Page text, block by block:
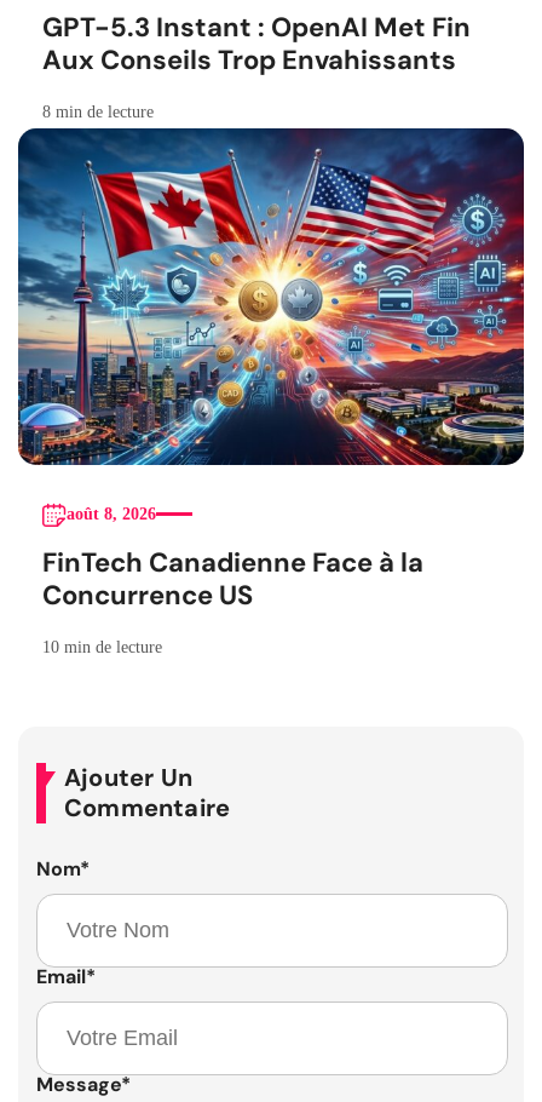
GPT-5.3 Instant : OpenAI Met Fin
Aux Conseils Trop Envahissants
8 min de lecture
août 8, 2026
FinTech Canadienne Face à la
Concurrence US
10 min de lecture
Ajouter Un
Commentaire
Nom*
Email*
Message*